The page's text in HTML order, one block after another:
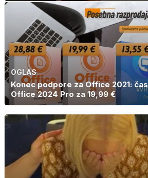
OGLAS
Konec podpore za Office 2021:
Office 2024 Pro za 19,99 €